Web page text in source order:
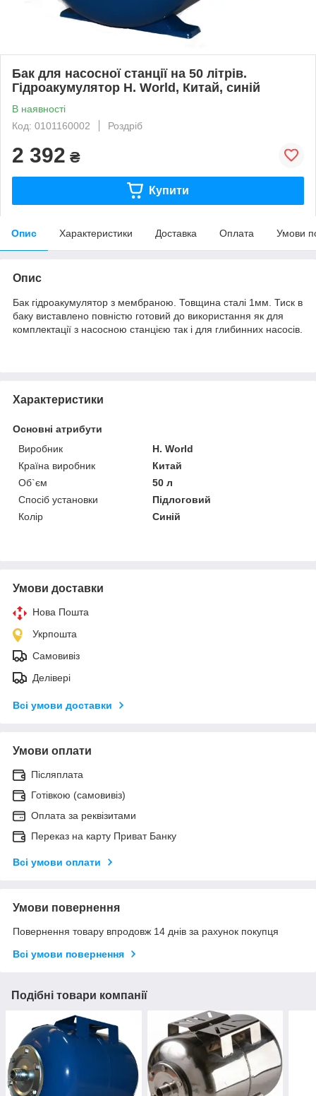
Бак для насосної станції на 50 літрів.
Гідроакумулятор H. World, Китай, синій
В наявності
Код: 0101160002
Роздріб
2 392 ₴
Купити
Опис Характеристики Доставка Оплата Умови
Опис
Бак гідроакумулятор з мембраною. Товщина сталі 1мм. Тиск в
баку виставлено повністю готовий до використання як для
комплектації з насосною станцією так і для глибинних насосів.
Характеристики
Основні атрибути
Виробник
H. World
Країна виробник
Китай
Об`єм
50 л
Спосіб установки
Підлоговий
Колір
Синій
Умови доставки
Нова Пошта
Укрпошта
Самовивіз
Делівері
Всі умови доставки
Умови оплати
Післяплата
Готівкою (самовивіз)
Оплата за реквізитами
Переказ на карту Приват Банку
Всі умови оплати
Умови повернення
Повернення товару впродовж 14 днів за рахунок покупця
Всі умови повернення
Подібні товари компанії